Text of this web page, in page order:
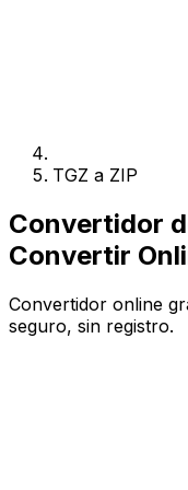
TGZ a ZIP
Convertidor
Convertir
Convertidor online
seguro, sin registro.